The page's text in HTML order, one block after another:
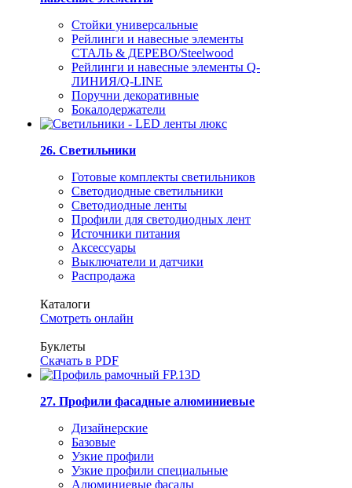
Стойки универсальные
Рейлинги и навесные элементы
СТАЛЬ & ДЕРЕВО/Steelwood
Рейлинги и навесные элементы Q-
ЛИНИЯ/Q-LINE
Поручни декоративные
Бокалодержатели
26. Светильники
Готовые комплекты светильников
Светодиодные светильники
Светодиодные ленты
Профили для светодиодных лент
Источники питания
Аксессуары
Выключатели и датчики
Распродажа
Каталоги
Смотреть онлайн
Буклеты
Скачать в PDF
27. Профили фасадные алюминиевые
Дизайнерские
Базовые
Узкие профили
Узкие профили специальные
Алюминиевые фасады